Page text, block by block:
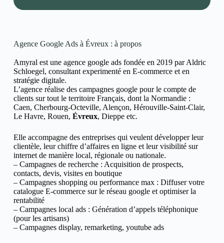
Agence Google Ads à Évreux : à propos
Amyral est une agence google ads fondée en 2019 par Aldric
Schloegel, consultant experimenté en E-commerce et en
stratégie digitale.
L’agence réalise des campagnes google pour le compte de
clients sur tout le territoire Français, dont la Normandie :
Caen, Cherbourg-Octeville, Alençon, Hérouville-Saint-Clair,
Le Havre, Rouen, Évreux, Dieppeetc.
Elle accompagne des entreprises qui veulent développer leur
clientèle, leur chiffre d’affaires en ligne et leur visibilité sur
internet de manière local, régionale ou nationale.
– Campagnes de recherche : Acquisition de prospects,
contacts, devis, visites en boutique
– Campagnes shopping ou performance max : Diffuser votre
catalogue E-commerce sur le réseau google et optimiser la
rentabilité
– Campagnes local ads : Génération d’appels téléphonique
(pour les artisans)
– Campagnes display, remarketing, youtube ads